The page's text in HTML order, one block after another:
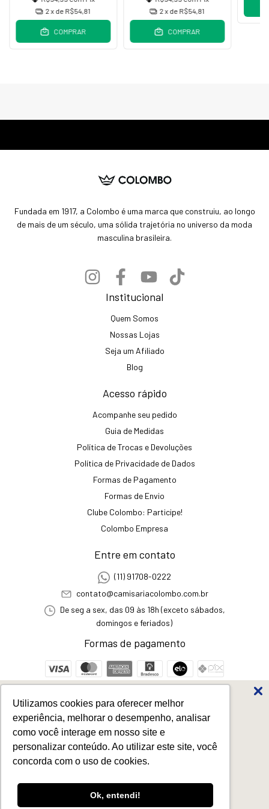
Favoritos dos Pais
até50%off
Os produtos mais votados para ganhar
Utilizamos cookies para oferecer melhor
experiência, melhorar o desempenho, analisar
como você interage em nosso site e
personalizar conteúdo. Ao utilizar este site, você
concorda com o uso de cookies.
Ok, entendi!
para agilizar a sua experiência de
compra.
2x de R$54,81
COMPRAR
2 x de R$54,81
COMPRAR
Fundada em 1917, a Colombo é uma marca que construiu, ao longo
de mais de um século, uma sólida trajetória no universo da moda
masculina brasileira.
Institucional
Quem Somos
Nossas Lojas
Seja um Afiliado
Blog
Acesso rápido
Acompanhe seu pedido
Guia de Medidas
Política de Trocas e Devoluções
Política de Privacidade de Dados
Formas de Pagamento
Formas de Envio
Clube Colombo: Participe!
Colombo Empresa
Entre em contato
(11) 91708-0222
contato@camisariacolombo.com.br
De seg a sex, das 09 às 18h (exceto sábados,
domingos e feriados)
Formas de pagamento
Segurança
- Camisaria Colombo
©2026. Todos os direitos reservados - 58460081000192. Todos os direitos